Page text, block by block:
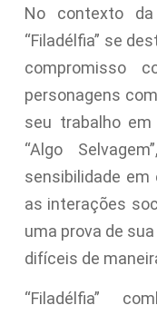
No contexto
“Filadélfia” se
compromisso
personagens
seu trabalho em
“Algo
sensibilidade em
as interações
uma prova de
difíceis de
“Filadélfia”